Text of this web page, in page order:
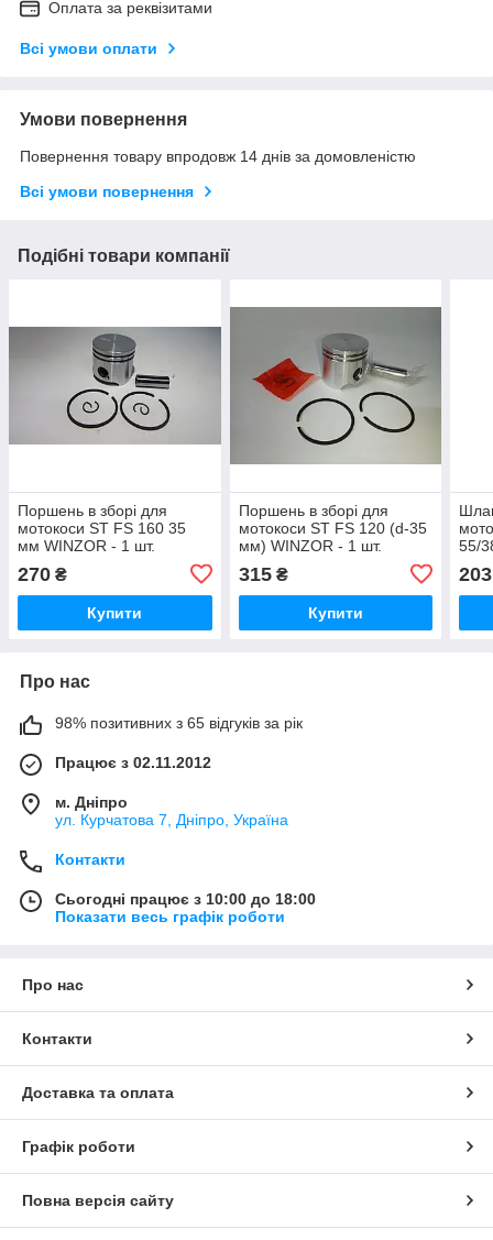
Оплата за реквізитами
Всі умови оплати
Умови повернення
Повернення товару впродовж 14 днів за домовленістю
Всі умови повернення
Подібні товари компанії
Поршень в зборі для
мотокоси ST FS 160 35
мм WINZOR - 1 шт.
270 ₴
Купити
Поршень в зборі для
мотокоси ST FS 120 (d-35
мм) WINZOR - 1 шт.
315₴
Купити
55/
203
Про нас
98% позитивних з 65 відгуків за рік
Працює з 02.11.2012
м. Дніпро
ул. Курчатова 7, Дніпро, Україна
Контакти
Сьогодні працює з 10:00 до 18:00
Показати весь графік роботи
Про нас
Контакти
Доставка та оплата
Графік роботи
Повна версія сайту